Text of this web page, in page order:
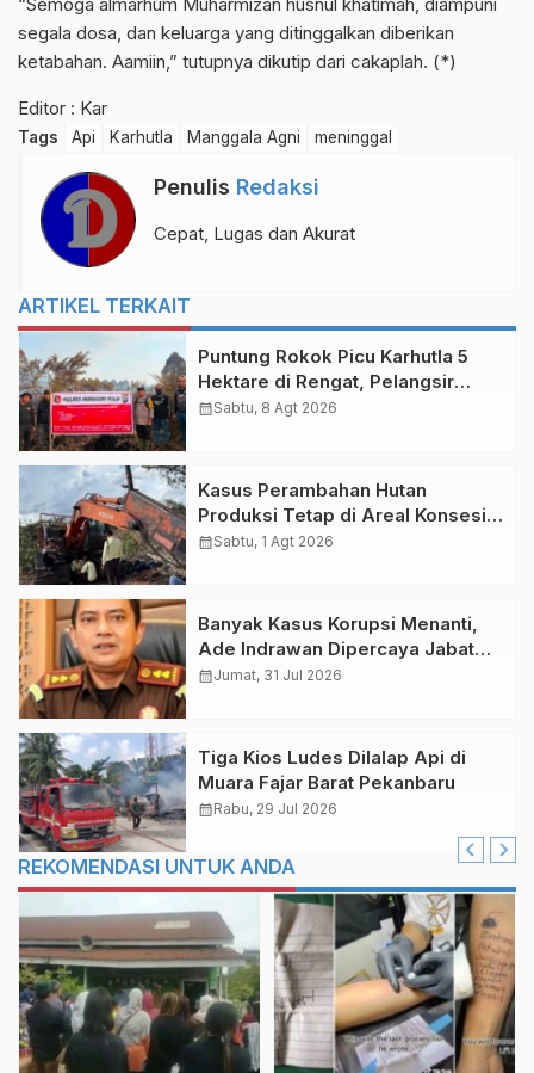
segala dosa, dan keluarga yang ditinggalkan diberikan
ketabahan. Aamiin,” tutupnya dikutip dari cakaplah. (*)
Editor : Kar
Tags Api Karhutla Manggala Agni meninggal
Penulis Redaksi
Cepat, Lugas dan Akurat
ARTIKEL TERKAIT
Puntung Rokok Picu Karhutla 5
Hektare di Rengat, Pelangsir
Sawit Ditangkap
calendar_monthSabtu, 8 Agt 2026
Kasus Perambahan Hutan
Produksi Tetap di Areal Konsesi
PT SPM, Polres Bengkalis
calendar_monthSabtu, 1 Agt 2026
Banyak Kasus Korupsi Menanti,
Ade Indrawan Dipercaya Jabat
Kajari Bengkalis
calendar_monthJumat, 31 Jul 2026
Tiga Kios Ludes Dilalap Api di
Muara Fajar Barat Pekanbaru
calendar_monthRabu, 29 Jul 2026
REKOMENDASI UNTUK ANDA